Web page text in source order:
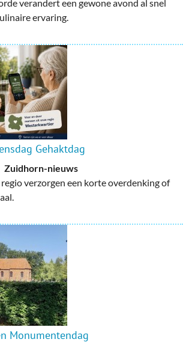
verandert een gewone avond al snel
ervaring.
Gehaktdag
Zuidhorn-nieuws
verzorgen een korte overdenking of
Monumentendag